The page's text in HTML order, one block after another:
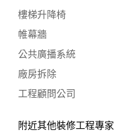
樓梯升降椅
帷幕牆
公共廣播系統
廠房拆除
工程顧問公司
附近其他裝修工程專家